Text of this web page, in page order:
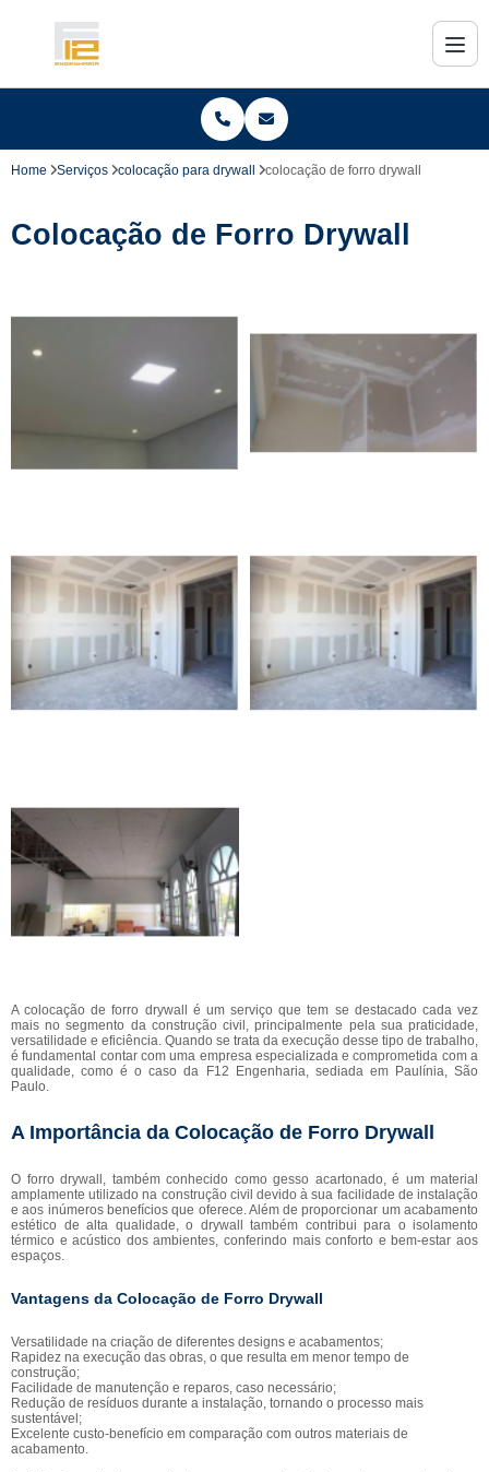
Home Serviços colocação para drywall colocação de forro drywall
Colocação de Forro Drywall
A colocação de forro drywall é um serviço que tem se destacado cada vez
mais no segmento da construção civil, principalmente pela sua praticidade,
versatilidade e eficiência. Quando se trata da execução desse tipo de trabalho,
é fundamental contar com uma empresa especializada e comprometida com a
qualidade, como é o caso da F12 Engenharia, sediada em Paulínia, São
Paulo.
A Importância da Colocação de Forro Drywall
O forro drywall, também conhecido como gesso acartonado, é um material
amplamente utilizado na construção civil devido à sua facilidade de instalação
e aos inúmeros benefícios que oferece. Além de proporcionar um acabamento
estético de alta qualidade, o drywall também contribui para o isolamento
térmico e acústico dos ambientes, conferindo mais conforto e bem-estar aos
espaços.
Vantagens da Colocação de Forro Drywall
Versatilidade na criação de diferentes designs e acabamentos;
Rapidez na execução das obras, o que resulta em menor tempo de
construção;
Facilidade de manutenção e reparos, caso necessário;
Redução de resíduos durante a instalação, tornando o processo mais
sustentável;
Excelente custo-benefício em comparação com outros materiais de
acabamento.